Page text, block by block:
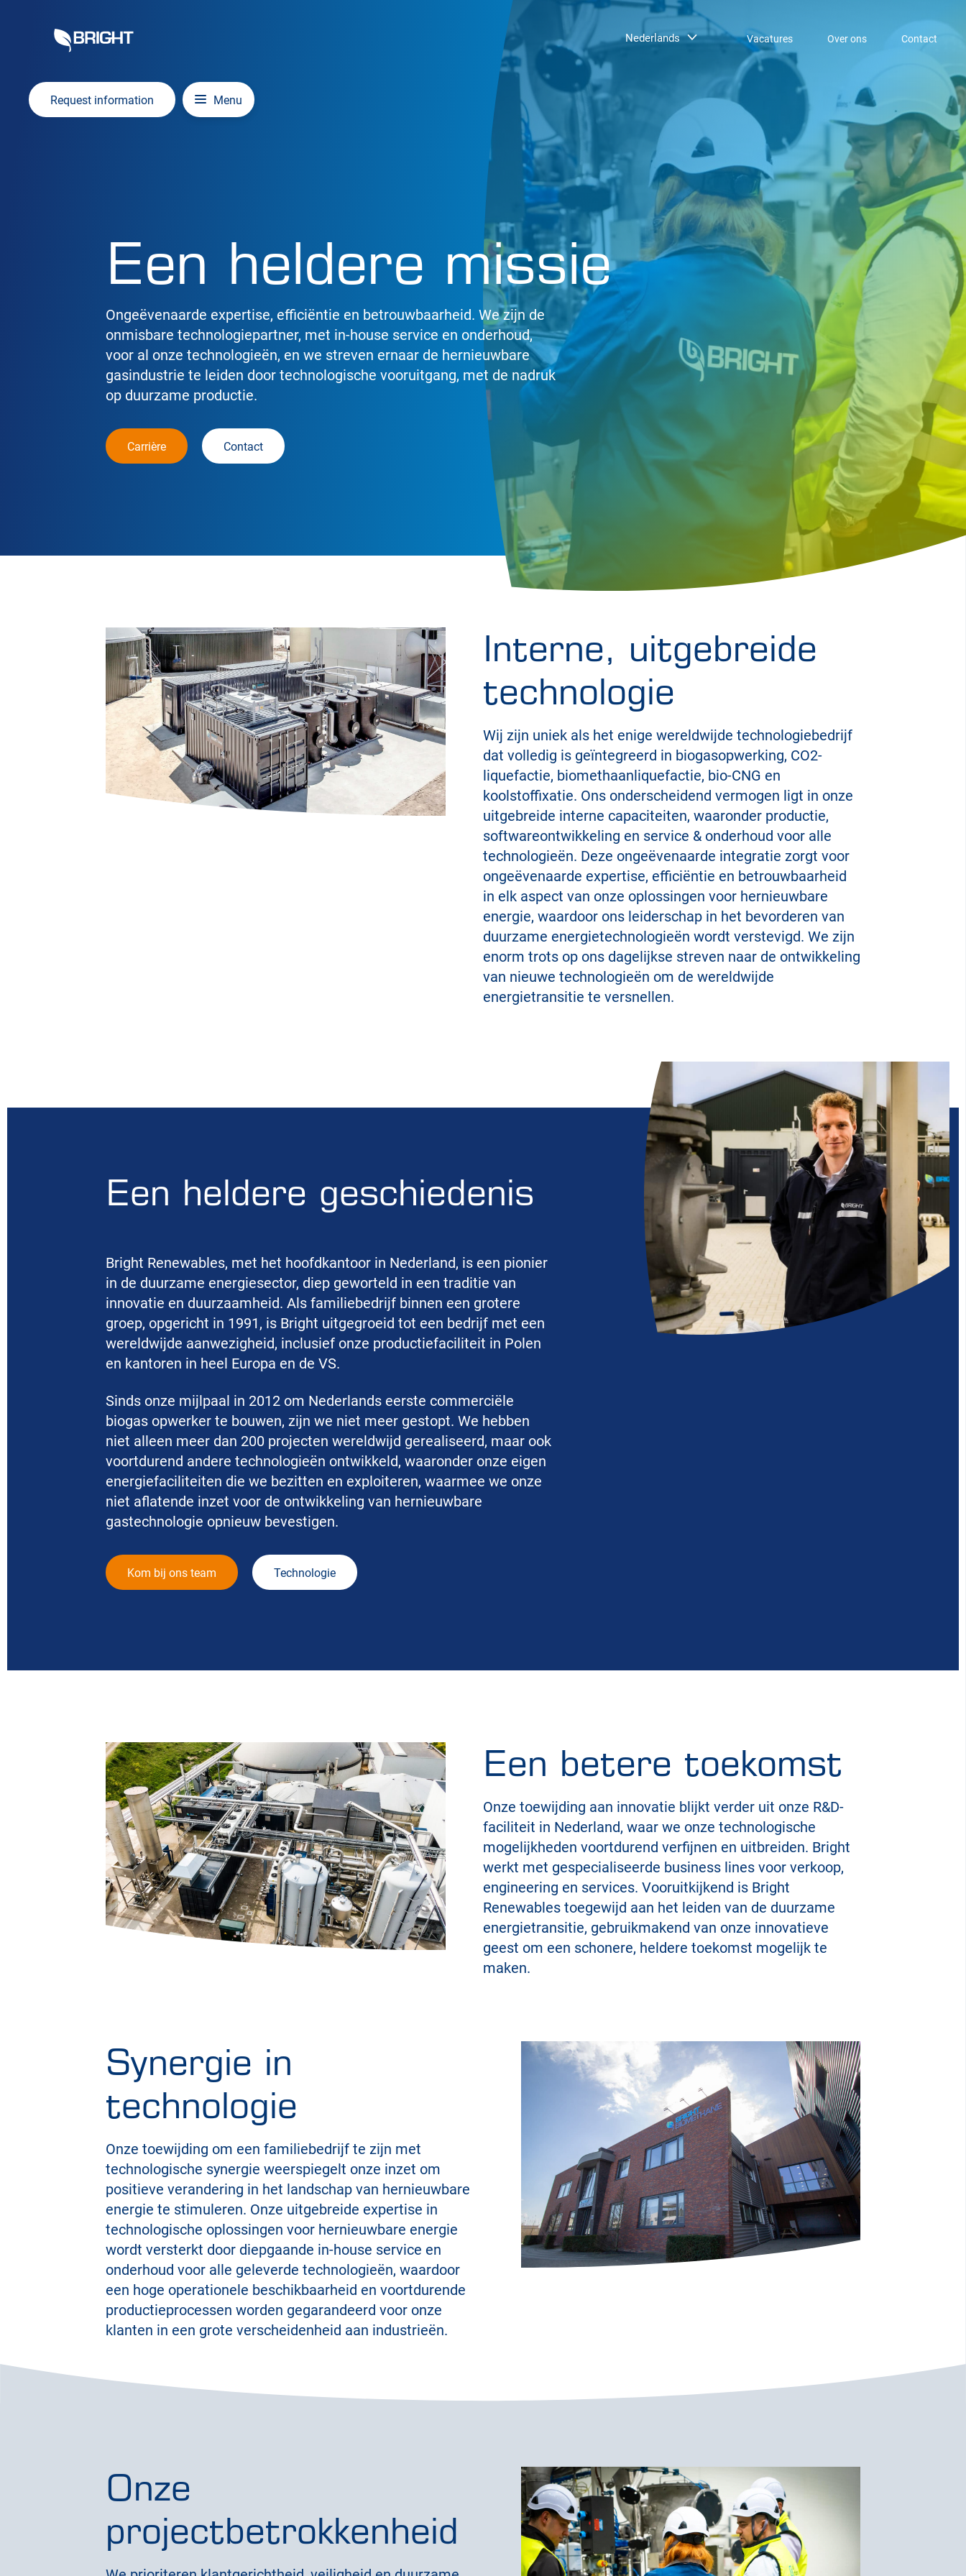
Nederlands Vacatures Over ons Contact
Hoofdnavigatie
Request information
Menu
Een heldere missie
Ongeëvenaarde expertise, efficiëntie en betrouwbaarheid. We zijn de
onmisbare technologiepartner, met in-house service en onderhoud,
voor al onze technologieën, en we streven ernaar de hernieuwbare
gasindustrie te leiden door technologische vooruitgang, met de nadruk
op duurzame productie.
Carrière Contact
Interne, uitgebreide
technologie
Wij zijn uniek als het enige wereldwijde technologiebedrijf
dat volledig is geïntegreerd in biogasopwerking, CO2-
liquefactie, biomethaanliquefactie, bio-CNG en
koolstoffixatie. Ons onderscheidend vermogen ligt in onze
uitgebreide interne capaciteiten, waaronder productie,
softwareontwikkeling en service & onderhoud voor alle
technologieën. Deze ongeëvenaarde integratie zorgt voor
ongeëvenaarde expertise, efficiëntie en betrouwbaarheid
in elk aspect van onze oplossingen voor hernieuwbare
energie, waardoor ons leiderschap in het bevorderen van
duurzame energietechnologieën wordt verstevigd. We zijn
enorm trots op ons dagelijkse streven naar de ontwikkeling
van nieuwe technologieën om de wereldwijde
energietransitie te versnellen.
Een heldere geschiedenis
Bright Renewables, met het hoofdkantoor in Nederland, is een pionier
in de duurzame energiesector, diep geworteld in een traditie van
innovatie en duurzaamheid. Als familiebedrijf binnen een grotere
groep, opgericht in 1991, is Bright uitgegroeid tot een bedrijf met een
wereldwijde aanwezigheid, inclusief onze productiefaciliteit in Polen
en kantoren in heel Europa en de VS.
Sinds onze mijlpaal in 2012 om Nederlands eerste commerciële
biogas opwerker te bouwen, zijn we niet meer gestopt. We hebben
niet alleen meer dan 200 projecten wereldwijd gerealiseerd, maar ook
voortdurend andere technologieën ontwikkeld, waaronder onze eigen
energiefaciliteiten die we bezitten en exploiteren, waarmee we onze
niet aflatende inzet voor de ontwikkeling van hernieuwbare
gastechnologie opnieuw bevestigen.
Kom bij ons team Technologie
Een betere toekomst
Onze toewijding aan innovatie blijkt verder uit onze R&D-
faciliteit in Nederland, waar we onze technologische
mogelijkheden voortdurend verfijnen en uitbreiden. Bright
werkt met gespecialiseerde business lines voor verkoop,
engineering en services. Vooruitkijkend is Bright
Renewables toegewijd aan het leiden van de duurzame
energietransitie, gebruikmakend van onze innovatieve
geest om een schonere, heldere toekomst mogelijk te
maken.
Synergie in
technologie
Onze toewijding om een familiebedrijf te zijn met
technologische synergie weerspiegelt onze inzet om
positieve verandering in het landschap van hernieuwbare
energie te stimuleren. Onze uitgebreide expertise in
technologische oplossingen voor hernieuwbare energie
wordt versterkt door diepgaande in-house service en
onderhoud voor alle geleverde technologieën, waardoor
een hoge operationele beschikbaarheid en voortdurende
productieprocessen worden gegarandeerd voor onze
klanten in een grote verscheidenheid aan industrieën.
Onze
projectbetrokkenheid